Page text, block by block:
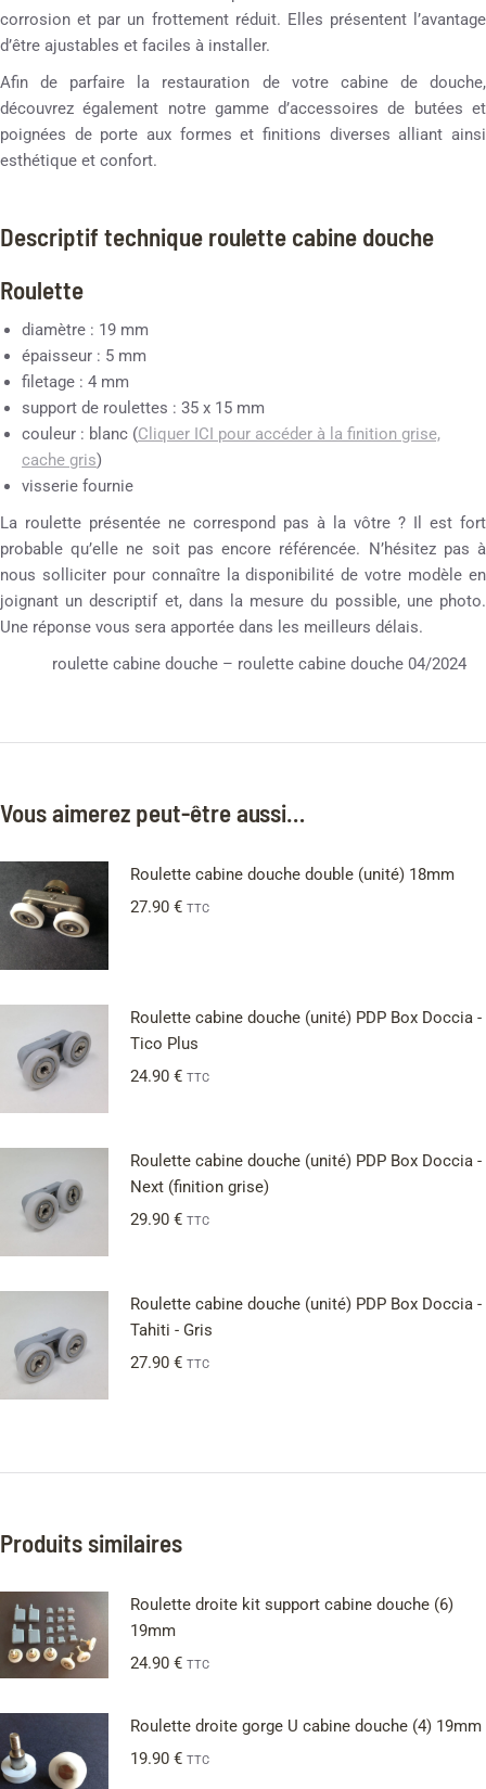
corrosion et par un frottement réduit. Elles présentent l’avantage
d’être ajustables et faciles à installer.
Afin de parfaire la restauration de votre cabine de douche,
découvrez également notre gamme d’accessoires de butées et
poignées de porte aux formes et finitions diverses alliant ainsi
esthétique et confort.
Descriptif technique roulette cabine douche
Roulette
diamètre : 19 mm
épaisseur : 5 mm
filetage : 4 mm
support de roulettes : 35 x 15 mm
couleur : blanc (Cliquer ICI pour accéder à la finition grise,
cache gris)
visserie fournie
La roulette présentée ne correspond pas à la vôtre ? Il est fort
probable qu’elle ne soit pas encore référencée. N’hésitez pas à
nous solliciter pour connaître la disponibilité de votre modèle en
joignant un descriptif et, dans la mesure du possible, une photo.
Une réponse vous sera apportée dans les meilleurs délais.
roulette cabine douche – roulette cabine douche 04/2024
Vous aimerez peut-être aussi…
Roulette cabine douche double (unité) 18mm
27.90 € TTC
Roulette cabine douche (unité) PDP Box Doccia -
Tico Plus
24.90 € TTC
Roulette cabine douche (unité) PDP Box Doccia -
Next (finition grise)
29.90 € TTC
Roulette cabine douche (unité) PDP Box Doccia -
Tahiti - Gris
27.90 € TTC
Produits similaires
Roulette droite kit support cabine douche (6)
19mm
24.90 € TTC
Roulette droite gorge U cabine douche (4) 19mm
19.90 € TTC